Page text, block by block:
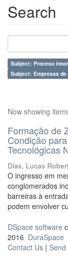
Search
Subject: Proceso
Subject: Empresas
Now showing
Formação de
Condição
Tecnológicas
Dias, Lucas
O ingresso em
conglomerados
barreiras à
podem envolver
DSpace software
2016 DuraSpace
Contact Us |